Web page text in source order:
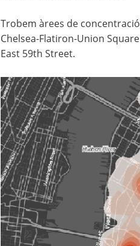
Trobem àrees de
Chelsea-Flatiron-Union
East 59th Street.